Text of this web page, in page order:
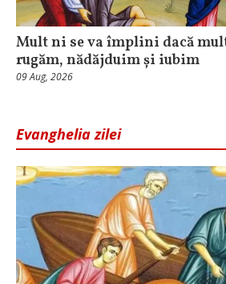
Mult ni se va împlini dacă
rugăm, nădăjduim și iubim
09 Aug, 2026
Evanghelia zilei